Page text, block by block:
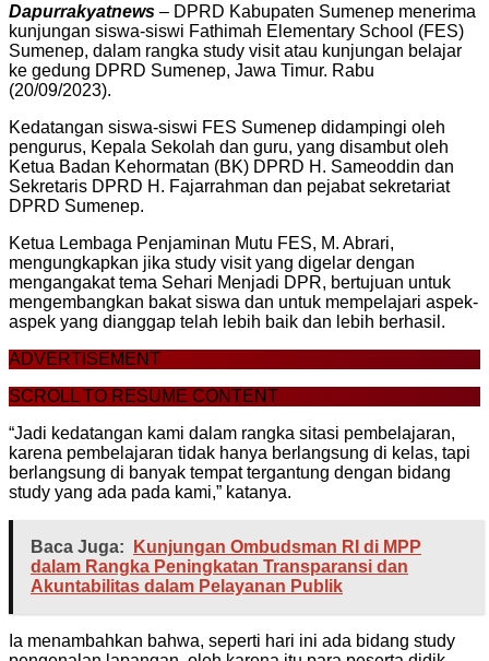
Dapurrakyatnews – DPRD Kabupaten Sumenep menerima
kunjungan siswa-siswi Fathimah Elementary School (FES)
Sumenep, dalam rangka study visit atau kunjungan belajar
ke gedung DPRD Sumenep, Jawa Timur. Rabu
(20/09/2023).
Kedatangan siswa-siswi FES Sumenep didampingi oleh
pengurus, Kepala Sekolah dan guru, yang disambut oleh
Ketua Badan Kehormatan (BK) DPRD H. Sameoddin dan
Sekretaris DPRD H. Fajarrahman dan pejabat sekretariat
DPRD Sumenep.
Ketua Lembaga Penjaminan Mutu FES, M. Abrari,
mengungkapkan jika study visit yang digelar dengan
mengangakat tema Sehari Menjadi DPR, bertujuan untuk
mengembangkan bakat siswa dan untuk mempelajari aspek-
aspek yang dianggap telah lebih baik dan lebih berhasil.
ADVERTISEMENT
SCROLL TO RESUME CONTENT
“Jadi kedatangan kami dalam rangka sitasi pembelajaran,
karena pembelajaran tidak hanya berlangsung di kelas, tapi
berlangsung di banyak tempat tergantung dengan bidang
study yang ada pada kami,” katanya.
Baca Juga:
Kunjungan Ombudsman RI di MPP
dalam Rangka Peningkatan Transparansi dan
Akuntabilitas dalam Pelayanan Publik
Ia menambahkan bahwa, seperti hari ini ada bidang study